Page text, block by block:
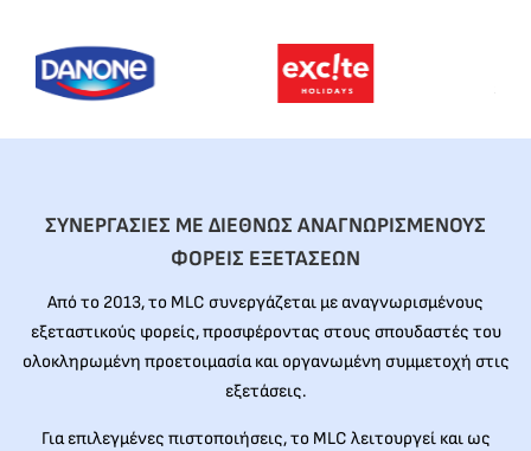
ΣΥΝΕΡΓΑΣΙΕΣ ΜΕ ΔΙΕΘΝΩΣ ΑΝΑΓΝΩΡΙΣΜΕΝΟΥΣ
ΦΟΡΕΙΣ ΕΞΕΤΑΣΕΩΝ
Από το 2013, το MLC συνεργάζεται με αναγνωρισμένους
εξεταστικούς φορείς, προσφέροντας στους σπουδαστές του
ολοκληρωμένη προετοιμασία και οργανωμένη συμμετοχή στις
εξετάσεις.
Για επιλεγμένες πιστοποιήσεις, το MLC λειτουργεί και ως